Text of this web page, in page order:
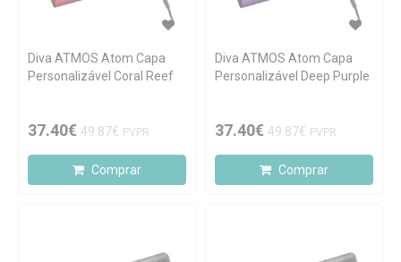
Diva ATMOS Atom Capa
Personalizável Coral Reef
37.40€ 49.87€ PVPR
Comprar
Diva ATMOS Atom Capa
Personalizável Deep Purple
37.40€ 49.87€ PVPR
Comprar